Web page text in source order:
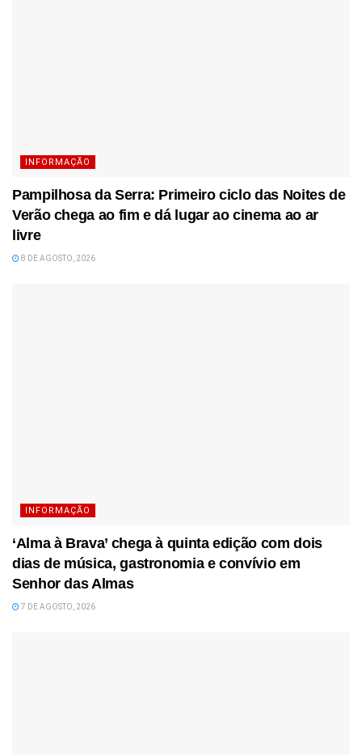
INFORMAÇÃO
Pampilhosa da Serra: Primeiro ciclo das Noites de
Verão chega ao fim e dá lugar ao cinema ao ar
livre
8 DE AGOSTO, 2026
INFORMAÇÃO
‘Alma à Brava’ chega à quinta edição com dois
dias de música, gastronomia e convívio em
Senhor das Almas
7 DE AGOSTO, 2026